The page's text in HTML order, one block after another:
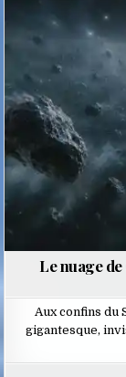
Le nuage
Aux confins du
gigantesque,